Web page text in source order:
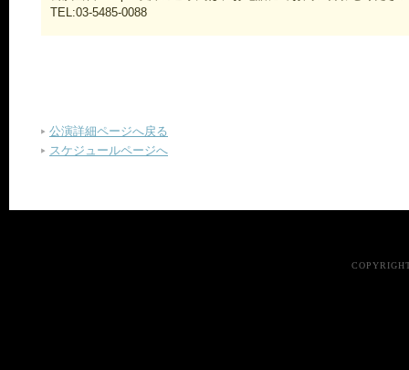
TEL:03-5485-0088
公演詳細ページへ戻る
スケジュールページへ